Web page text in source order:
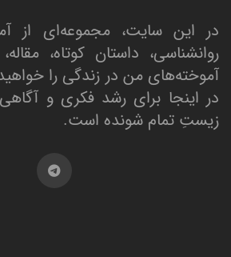
در این سایت، مجموعه‌ای از
روانشناسی، داستان کوتاه،
آموخته‌های من در زندگی را
در اینجا برای رشد فکری و
زیستِ تمام شونده است.